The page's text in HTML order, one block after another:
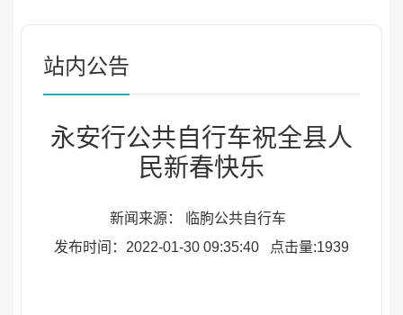
站内公告
永安行公共自行车祝全县人
民新春快乐
新闻来源： 临朐公共自行车
发布时间：2022-01-30 09:35:40
点击量:1939